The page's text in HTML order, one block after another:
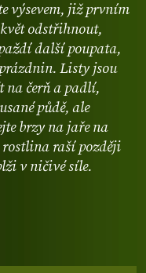
výsevem, již prvním
odstřihnout,
další poupata,
Listy jsou
na čerň a padlí,
půdě, ale
brzy na jaře na
raší později
v ničivé síle.